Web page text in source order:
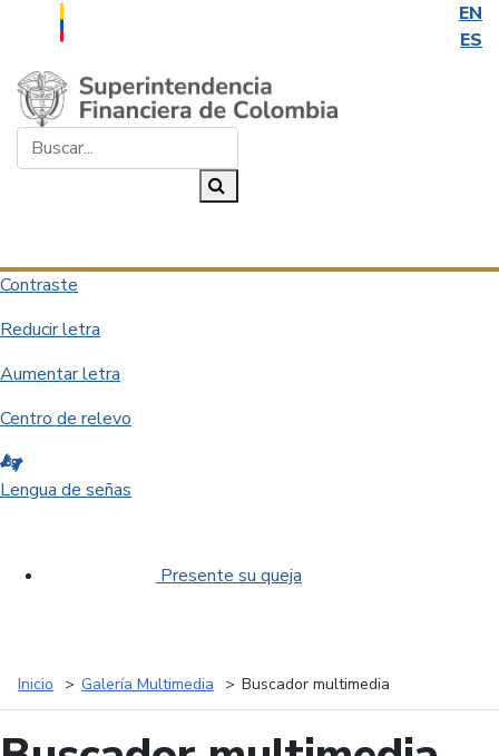
EN
ES
Saltar al contenido principal
Contraste
Reducir letra
Aumentar letra
Centro de relevo
Lengua de señas
Presente su queja
Inicio Galería Multimedia Buscador multimedia